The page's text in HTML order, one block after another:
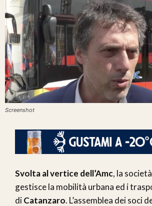
Screenshot
Svolta al vertice dell’Amc, la
gestisce la mobilità urbana ed i
diCatanzaro. L’assemblea dei soci